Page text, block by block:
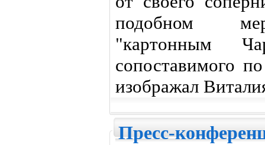
подобном
"картонным
сопоставимого
изображал
Пресс-